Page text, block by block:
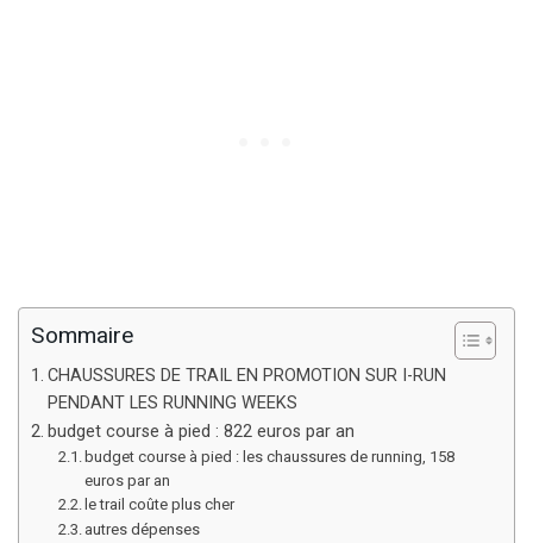
Sommaire
CHAUSSURES DE TRAIL EN PROMOTION SUR I-RUN
PENDANT LES RUNNING WEEKS
budget course à pied : 822 euros par an
budget course à pied : les chaussures de running, 158
euros par an
le trail coûte plus cher
autres dépenses